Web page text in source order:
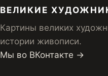
ВЕЛИКИЕ
Картины великих
истории живописи.
Мы во ВКонтакте →